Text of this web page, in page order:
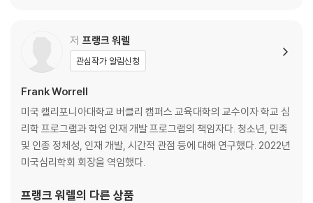
저 프랭크 워렐
관심작가 알림신청
Frank Worrell
미국 캘리포니아대학교 버클리 캠퍼스 교육대학의 교수이자 학교 심
리학 프로그램과 학업 인재 개발 프로그램의 책임자다. 청소년, 민족
및 인종 정체성, 인재 개발, 시간적 관점 등에 대해 연구했다. 2022년
미국심리학회 회장을 역임했다.
프랭크 워렐의 다른 상품